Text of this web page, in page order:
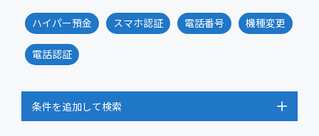
ハイパー預金 スマホ認証 電話番号 機種変更
電話認証
条件を追加して検索